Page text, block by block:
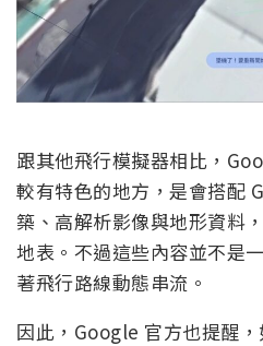
跟其他飛行模擬器相比，
較有特色的地方，是會搭配
築、高解析影像與地形資料
地表。不過這些內容並不是
著飛行路線動態串流。
因此，Google 官方也提醒